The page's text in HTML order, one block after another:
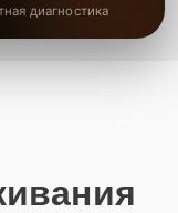
диагностика